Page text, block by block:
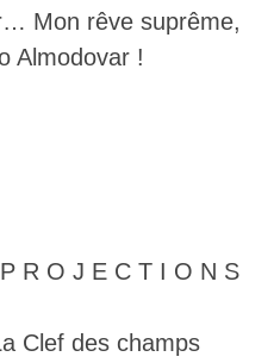
Mon rêve suprême,
Almodovar !
R O J E C T I O N S
Clef des champs